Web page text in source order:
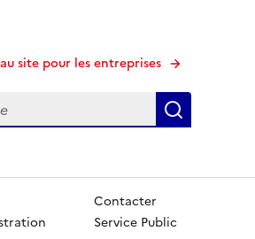
site pour les entreprises
Contacter
Service Public